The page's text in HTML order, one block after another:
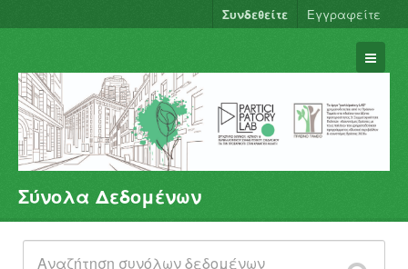
Συνδεθείτε Εγγραφείτε
Σύνολα Δεδομένων
Φορείς
Ομάδες
Σύνολα Δεδομένων